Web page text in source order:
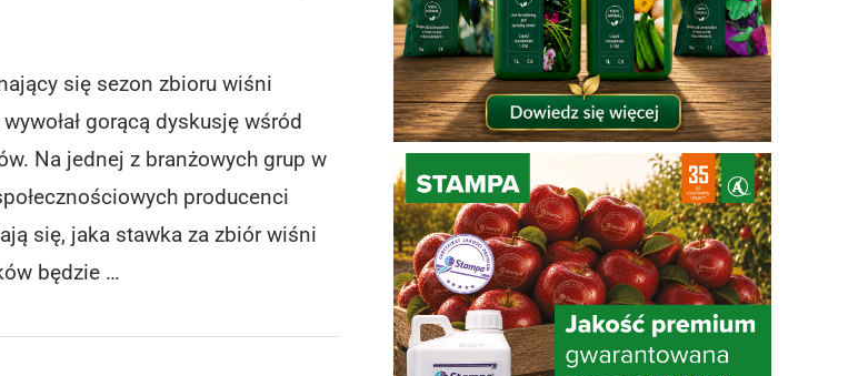
się sezon zbioru wiśni
gorącą dyskusję wśród
Na jednej z branżowych grup w
producenci
się, jaka stawka za zbiór wiśni
będzie …